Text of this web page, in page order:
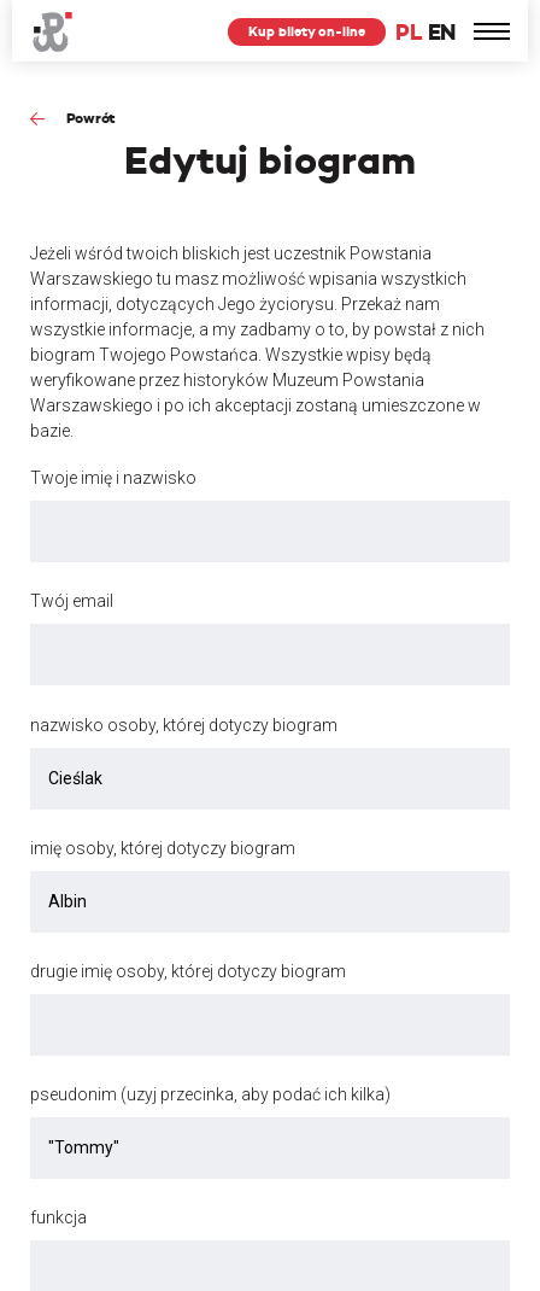
PL EN
Kup bilety on-line
Powrót
Edytuj biogram
Jeżeli wśród twoich bliskich jest uczestnik Powstania
Warszawskiego tu masz możliwość wpisania wszystkich
informacji, dotyczących Jego życiorysu. Przekaż nam
wszystkie informacje, a my zadbamy o to, by powstał z nich
biogram Twojego Powstańca. Wszystkie wpisy będą
weryfikowane przez historyków Muzeum Powstania
Warszawskiego i po ich akceptacji zostaną umieszczone w
bazie.
Twoje imię i nazwisko
Twój email
nazwisko osoby, której dotyczy biogram
imię osoby, której dotyczy biogram
drugie imię osoby, której dotyczy biogram
pseudonim (uzyj przecinka, aby podać ich kilka)
funkcja